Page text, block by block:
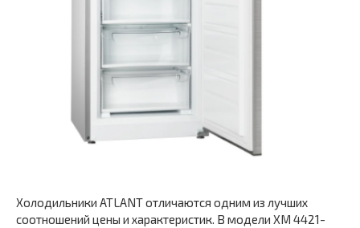
Холодильники ATLANT отличаются одним из лучших
соотношений цены и характеристик. В модели XM 4421-